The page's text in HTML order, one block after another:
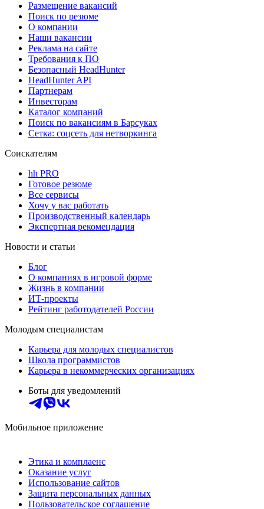
Размещение вакансий
Поиск по резюме
О компании
Наши вакансии
Реклама на сайте
Требования к ПО
Безопасный HeadHunter
HeadHunter API
Партнерам
Инвесторам
Каталог компаний
Поиск по вакансиям в Барсуках
Сетка: соцсеть для нетворкинга
Соискателям
hh PRO
Готовое резюме
Все сервисы
Хочу у вас работать
Производственный календарь
Экспертная рекомендация
Новости и статьи
Блог
О компаниях в игровой форме
Жизнь в компании
ИТ-проекты
Рейтинг работодателей России
Молодым специалистам
Карьера для молодых специалистов
Школа программистов
Карьера в некоммерческих организациях
Боты для уведомлений
Мобильное приложение
Этика и комплаенс
Оказание услуг
Использование сайтов
Защита персональных данных
Пользовательское соглашение